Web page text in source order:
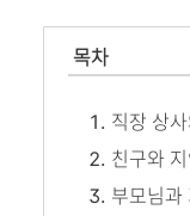
목차
직장 상
친구와
부모님과